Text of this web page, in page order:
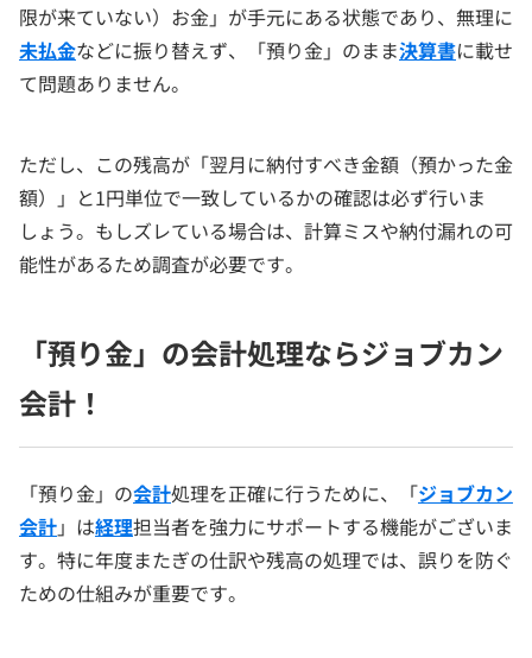
限が来ていない）お金」が手元にある状態であり、無理に
未払金などに振り替えず、「預り金」のまま決算書に載せ
て問題ありません。
ただし、この残高が「翌月に納付すべき金額（預かった金
額）」と1円単位で一致しているかの確認は必ず行いま
しょう。もしズレている場合は、計算ミスや納付漏れの可
能性があるため調査が必要です。
「預り金」の会計処理ならジョブカン
会計！
「預り金」の会計処理を正確に行うために、「ジョブカン
会計」は経理担当者を強力にサポートする機能がございま
す。特に年度またぎの仕訳や残高の処理では、誤りを防ぐ
ための仕組みが重要です。